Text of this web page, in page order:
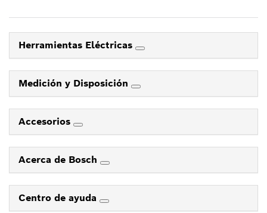
Herramientas Eléctricas
Medición y Disposición
Accesorios
Acerca de Bosch
Centro de ayuda